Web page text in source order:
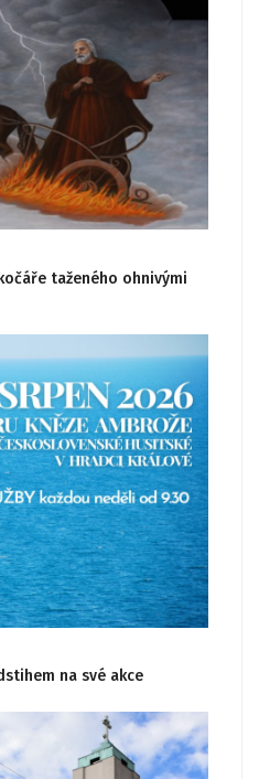
taženého ohnivými
na své akce